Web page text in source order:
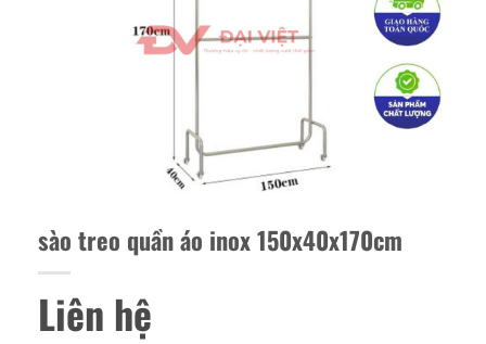
sào treo quần áo inox 150x40x170cm
Liên hệ